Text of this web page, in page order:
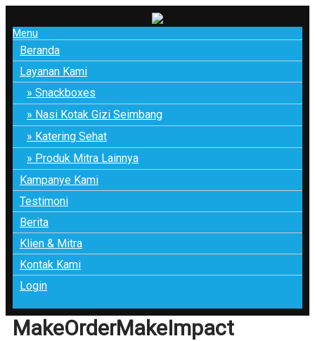
Menu
Beranda
Layanan Kami
Snackboxes
Nasi Kotak Gizi Seimbang
Katering Sehat
Produk Mitra Lainnya
Kampanye Kami
Testimoni
Berita
Klien & Mitra
Kontak Kami
Login
MakeOrderMakeImpact